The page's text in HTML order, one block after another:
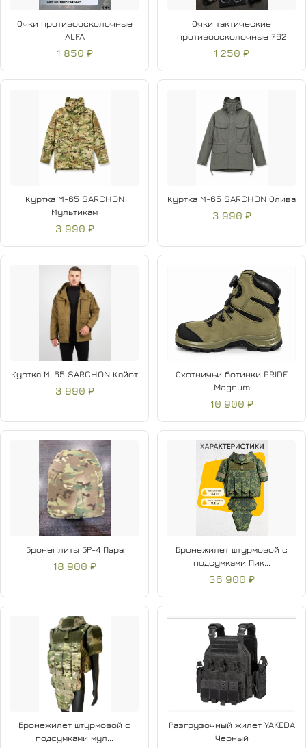
Камуфляж «Серая цифра» хорошо работает в
городской и лесной среде
Очки противоосколочные
ALFA
1 850 ₽
Очки тактические
противоосколочные 7.62
1 250 ₽
Куртка М-65 SARCHON
Мультикам
3 990 ₽
Куртка М-65 SARCHON Олива
3 990 ₽
Куртка М-65 SARCHON Кайот
3 990 ₽
Охотничьи ботинки PRIDE
Magnum
10 900 ₽
Бронеплиты БР-4 Пара
18 900 ₽
Бронежилет штурмовой с
подсумками Пик...
36 900 ₽
Бронежилет штурмовой с
подсумками мул...
Разгрузочный жилет YAKEDA
Черный